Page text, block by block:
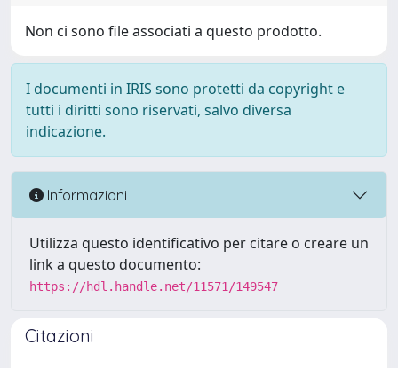
Non ci sono file associati a questo prodotto.
I documenti in IRIS sono protetti da copyright e
tutti i diritti sono riservati, salvo diversa
indicazione.
Informazioni
Utilizza questo identificativo per citare o creare un
link a questo documento:
https://hdl.handle.net/11571/149547
Citazioni